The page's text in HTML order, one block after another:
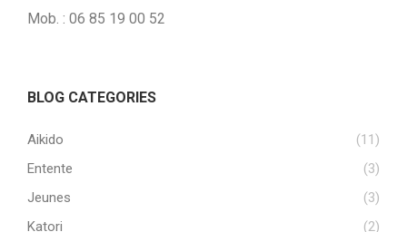
Mob. : 06 85 19 00 52
BLOG CATEGORIES
Aikido
(11)
Entente
(3)
Jeunes
(3)
Katori
(2)